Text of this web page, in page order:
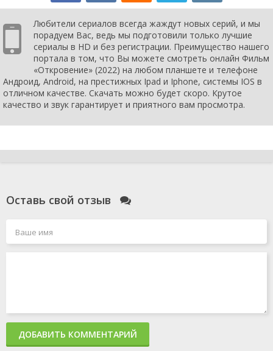
Любители сериалов всегда жаждут новых серий, и мы
порадуем Вас, ведь мы подготовили только лучшие
сериалы в HD и без регистрации. Преимущество нашего
портала в том, что Вы можете смотреть онлайн Фильм
«Откровение» (2022) на любом планшете и телефоне
Андроид, Android, на престижных Ipad и Iphone, системы IOS в
отличном качестве. Скачать можно будет скоро. Крутое
качество и звук гарантирует и приятного вам просмотра.
Оставь свой отзыв
ДОБАВИТЬ КОММЕНТАРИЙ